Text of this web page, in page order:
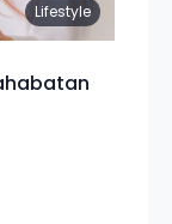
Lifestyle